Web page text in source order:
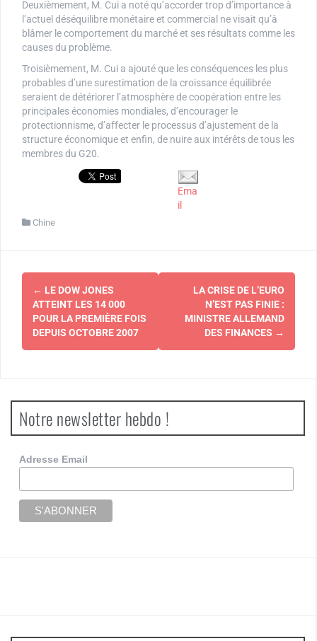
Deuxièmement, M. Cui a noté qu’accorder trop d’importance à
l’actuel déséquilibre monétaire et commercial ne visait qu’à
blâmer le comportement du marché et ses résultats comme les
causes du problème.
Troisièmement, M. Cui a ajouté que les conséquences les plus
probables d’une surestimation de la croissance équilibrée
seraient de détériorer l’atmosphère de coopération entre les
principales économies mondiales, d’encourager le
protectionnisme, d’affecter le processus d’ajustement de la
structure économique et enfin, de nuire aux intérêts de tous les
membres du G20.
Ema
il
Chine
Navigation
d'article
← LE DOW JONES
ATTEINT LES 14 000
POUR LA PREMIÈRE FOIS
DEPUIS OCTOBRE 2007
LA CRISE DE L’EURO
N’EST PAS FINIE :
MINISTRE ALLEMAND
DES FINANCES →
Notre newsletter hebdo !
Adresse Email